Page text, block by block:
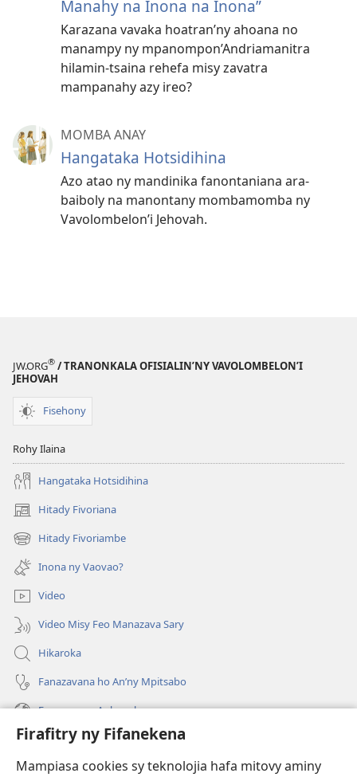
Firafitry ny Fifanekena
Mampiasa cookies sy teknolojia hafa mitovy aminy
Manahy na Inona na Inona”
Karazana vavaka hoatran’ny ahoana no
manampy ny mpanompon’Andriamanitra
hilamin-tsaina rehefa misy zavatra
mampanahy azy ireo?
MOMBA ANAY
Hangataka Hotsidihina
Azo atao ny mandinika fanontaniana ara-
baiboly na manontany mombamomba ny
Vavolombelon’i Jehovah.
JW.ORG® / TRANONKALA OFISIALIN’NY VAVOLOMBELON’I
JEHOVAH
Fisehony
Rohy Ilaina
Hangataka Hotsidihina
Hitady Fivoriana
(manokatra
rohy) Hitady Fivoriambe
(manokatra
rohy) Inona ny Vaovao?
Video
Video Misy Feo Manazava Sary
Hikaroka
Fanazavana ho An’ny Mpitsabo
Fanazavana Ankapobeny
Fanampiana